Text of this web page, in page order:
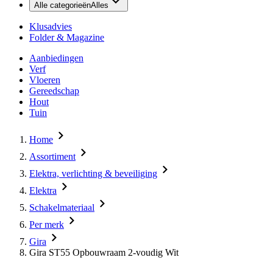
Alle categorieënAlles
Klusadvies
Folder & Magazine
Aanbiedingen
Verf
Vloeren
Gereedschap
Hout
Tuin
Home
Assortiment
Elektra, verlichting & beveiliging
Elektra
Schakelmateriaal
Per merk
Gira
Gira ST55 Opbouwraam 2-voudig Wit